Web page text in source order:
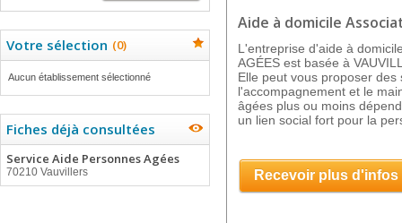
Votre sélection (0)
Aucun établissement sélectionné
Fiches déjà consultées
Service Aide Personnes Agées
70210 Vauvillers
Aide à domicile
L'entreprise d'aide à
AGÉES est basée à
Elle peut vous proposer des
l'accompagnement et le
âgées plus ou moins
un lien social fort pour la
Recevoir plus d'infos